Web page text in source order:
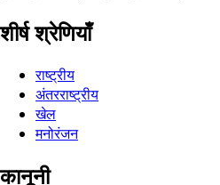
शीर्ष श्रेणियाँ
राष्ट्रीय
अंतरराष्ट्रीय
खेल
मनोरंजन
कानूनी